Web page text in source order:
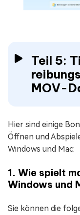
Teil 5:
MOV-
Hier sind einige
Öffnen und
Windows und Mac:
1. Wie spielt
Windows und
Sie können die